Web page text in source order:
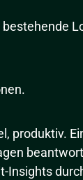
produktiv.